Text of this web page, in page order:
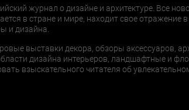
журнал о дизайне и архитектуре. Все
в стране и мире, находит свое
и дизайна.
выставки декора, обзоры аксессуаров,
дизайна интерьеров, ландшафтные и
взыскательного читателя об